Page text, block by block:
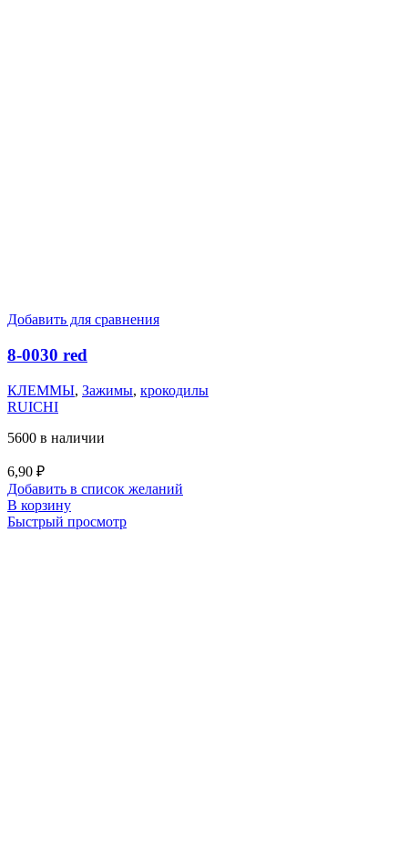
Добавить для сравнения
8-0030 red
КЛЕММЫ, Зажимы, крокодилы
RUICHI
5600 в наличии
6,90 ₽
Добавить в список желаний
В корзину
Быстрый просмотр